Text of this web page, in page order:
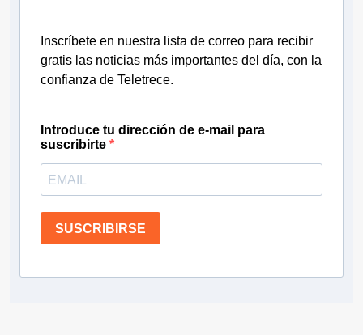
Inscríbete en nuestra lista de correo para recibir
gratis las noticias más importantes del día, con la
confianza de Teletrece.
Introduce tu dirección de e-mail para
suscribirte
SUSCRIBIRSE